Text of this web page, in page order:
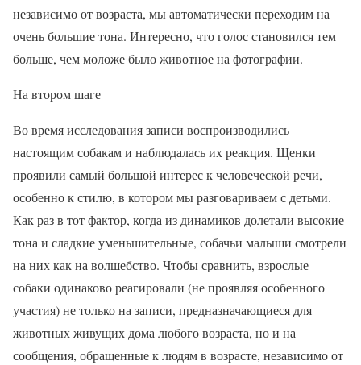
независимо от возраста, мы автоматически переходим на
очень большие тона. Интересно, что голос становился тем
больше, чем моложе было животное на фотографии.
На втором шаге
Во время исследования записи воспроизводились
настоящим собакам и наблюдалась их реакция. Щенки
проявили самый большой интерес к человеческой речи,
особенно к стилю, в котором мы разговариваем с детьми.
Как раз в тот фактор, когда из динамиков долетали высокие
тона и сладкие уменьшительные, собачьи малыши смотрели
на них как на волшебство. Чтобы сравнить, взрослые
собаки одинаково реагировали (не проявляя особенного
участия) не только на записи, предназначающиеся для
животных живущих дома любого возраста, но и на
сообщения, обращенные к людям в возрасте, независимо от